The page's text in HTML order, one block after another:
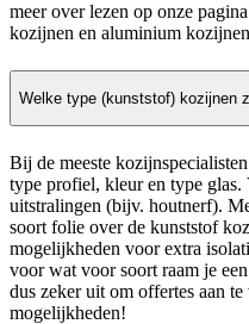
meer over lezen op onze
kozijnen en aluminium
Welke type (kunststof) kozijnen
Bij de meeste
type profiel, kleur en type
uitstralingen (bijv. houtnerf).
soort folie over de kunststof
mogelijkheden voor extra
voor wat voor soort raam je
dus zeker uit om offertes aan
mogelijkheden!